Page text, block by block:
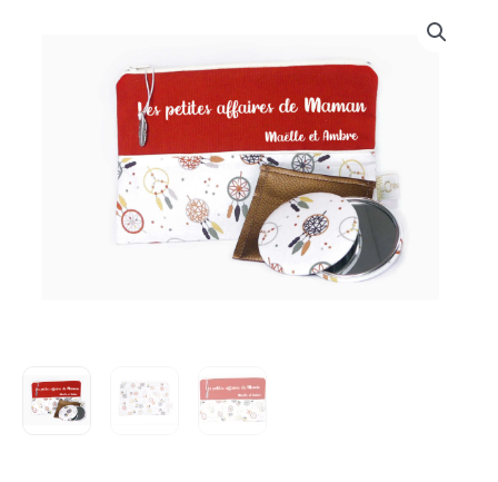
à
motif
-
Attrape
rêve